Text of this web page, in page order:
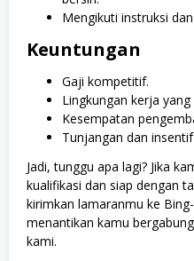
Mengikuti instruksi
Keuntungan
Gaji kompetitif.
Lingkungan kerja
Kesempatan
Tunjangan dan
Jadi, tunggu apa lagi? Jika
kualifikasi dan siap dengan
kirimkan lamaranmu ke
menantikan kamu
kami.